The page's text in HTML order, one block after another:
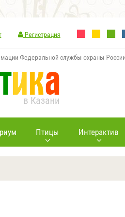
Регистрация
Федеральной службы охраны России
в Казани
Птицы Интерактив
Задать вопрос